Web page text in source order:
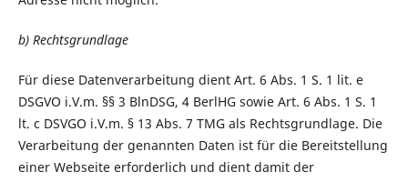
b) Rechtsgrundlage
Für diese Datenverarbeitung dient Art. 6 Abs. 1 S. 1 lit. e
DSGVO i.V.m. §§ 3 BlnDSG, 4 BerlHG sowie Art. 6 Abs. 1 S. 1
lt. c DSVGO i.V.m. § 13 Abs. 7 TMG als Rechtsgrundlage. Die
Verarbeitung der genannten Daten ist für die Bereitstellung
einer Webseite erforderlich und dient damit der